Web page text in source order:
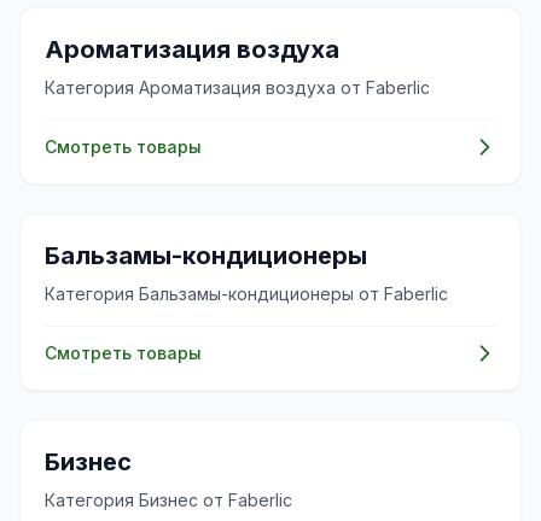
✨
Ароматизация воздуха
Категория Ароматизация воздуха от Faberlic
Смотреть товары
✨
Бальзамы-кондиционеры
Категория Бальзамы-кондиционеры от Faberlic
Смотреть товары
💼
Бизнес
Категория Бизнес от Faberlic